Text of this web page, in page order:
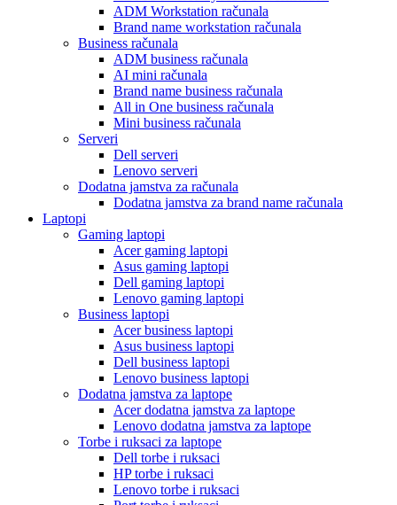
ADM Workstation računala
Brand name workstation računala
Business računala
ADM business računala
AI mini računala
Brand name business računala
All in One business računala
Mini business računala
Serveri
Dell serveri
Lenovo serveri
Dodatna jamstva za računala
Dodatna jamstva za brand name računala
Laptopi
Gaming laptopi
Acer gaming laptopi
Asus gaming laptopi
Dell gaming laptopi
Lenovo gaming laptopi
Business laptopi
Acer business laptopi
Asus business laptopi
Dell business laptopi
Lenovo business laptopi
Dodatna jamstva za laptope
Acer dodatna jamstva za laptope
Lenovo dodatna jamstva za laptope
Torbe i ruksaci za laptope
Dell torbe i ruksaci
HP torbe i ruksaci
Lenovo torbe i ruksaci